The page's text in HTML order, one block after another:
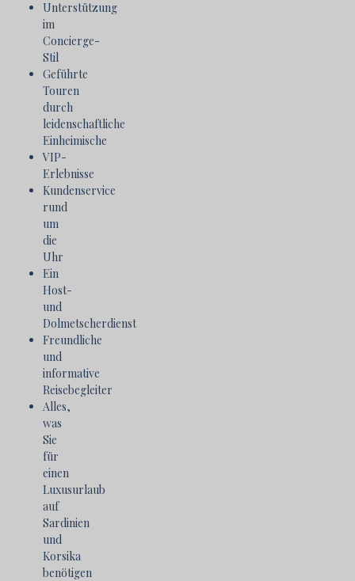
Unterstützung
im
Concierge-
Stil
Geführte
Touren
durch
leidenschaftliche
Einheimische
VIP-
Erlebnisse
Kundenservice
rund
um
die
Uhr
Ein
Host-
und
Dolmetscherdienst
Freundliche
und
informative
Reisebegleiter
Alles,
was
Sie
für
einen
Luxusurlaub
auf
Sardinien
und
Korsika
benötigen